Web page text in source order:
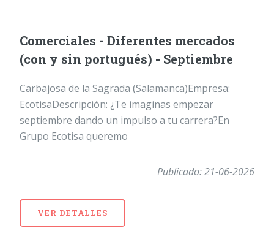
Comerciales - Diferentes mercados
(con y sin portugués) - Septiembre
Carbajosa de la Sagrada (Salamanca)Empresa:
EcotisaDescripción: ¿Te imaginas empezar
septiembre dando un impulso a tu carrera?En
Grupo Ecotisa queremo
Publicado: 21-06-2026
VER DETALLES